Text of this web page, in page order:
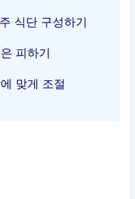
식단 구성하기
피하기
맞게 조절